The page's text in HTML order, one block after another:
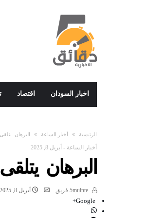
اخبار السودان اقتصاد
‫الرئيسية‬ أخبار الساعة البرهان
أخبار الساعة - أبريل 8, 2025
البرهان
أبريل 8, 2025
Google+